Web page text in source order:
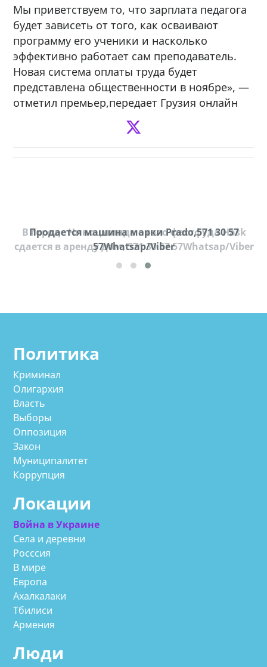
Мы приветствуем то, что зарплата педагога
будет зависеть от того, как осваивают
программу его ученики и насколько
эффективно работает сам преподаватель.
Новая система оплаты труда будет
представлена общественности в ноябре», —
отметил премьер,передает Грузия онлайн
В городе Ниноцминда около фастфуда Hask
cдается в аренду дом, 571 30 57 57Whatsap/Viber
Продается машина марки Prado,571 30 57
57Whatsap/Viber
Политика
Криминал
Олигархия
Власть
Выборы
Оппозиция
Закон
Муниципалитет
Коррупция
Локации
Война в Украине
Села и деревни
Росссия
В мире
Европа
Ахалкалаки
Тбилиси
Армения
Люди